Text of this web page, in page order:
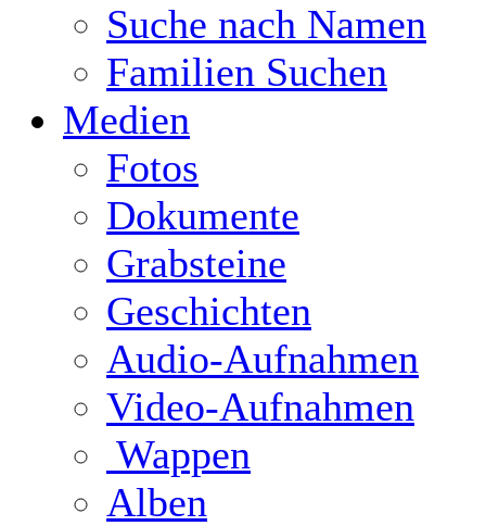
Suche nach Namen
Familien Suchen
Medien
Fotos
Dokumente
Grabsteine
Geschichten
Audio-Aufnahmen
Video-Aufnahmen
Wappen
Alben